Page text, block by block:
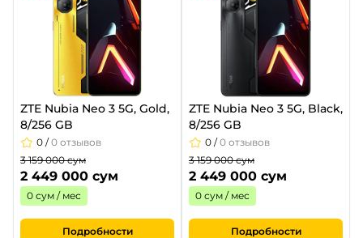
ZTE Nubia Neo 3 5G, Gold,
8/256 GB
0 /0 отзывов
3 159 000 сум
2 449 000 сум
0 сум / мес
Подробности
ZTE Nubia Neo 3 5G, Black,
8/256 GB
0 /0 отзывов
3 159 000 сум
2 449 000 сум
0 сум / мес
Подробности